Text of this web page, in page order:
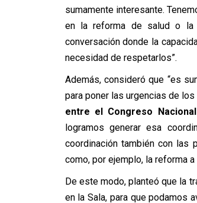
sumamente interesante.
en la reforma de salud o la
conversación donde la
necesidad de respetarlos”.
Además, consideró que “es
para poner las urgencias de
entre el Congreso
logramos generar esa
coordinación también con las
como, por ejemplo, la reforma
De este modo, planteó que la
en la Sala, para que podamos